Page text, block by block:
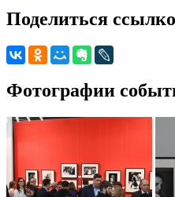
Поделиться
Фотографии